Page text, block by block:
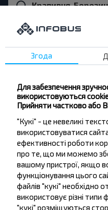
Вишневка поворот
Бажаєте
подорожувати
дешевше?
Не пропусти акції,
пропозиції, INFOBUS.
подорожуй з нами
Згода
Для забезпечення
використовуються
Прийняти частково або
"Кукі" - це невеликі
використовуватися
ефективності роботи
про те, що ми можемо
вашому пристрої, якщо
функціонування цього
файлів "кукі" необхідно
використовує різні типи
"кукі" розміщуються